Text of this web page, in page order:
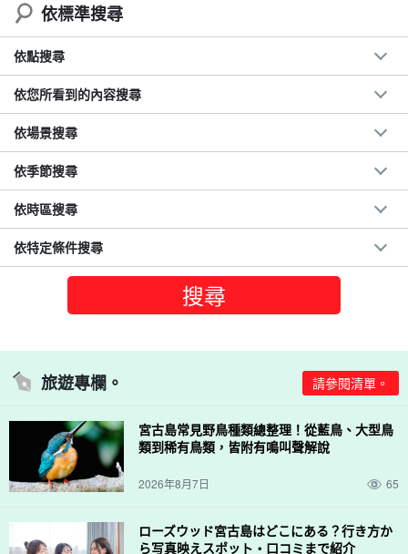
依標準搜尋
依點搜尋
依您所看到的內容搜尋
依場景搜尋
依季節搜尋
依時區搜尋
依特定條件搜尋
旅遊專欄。 請參閱清單。
宮古島常見野鳥種類總整理！從藍鳥、大型鳥
類到稀有鳥類，皆附有鳴叫聲解說
2026年8月7日 65
ローズウッド宮古島はどこにある？行き方か
ら写真映えスポット・口コミまで紹介